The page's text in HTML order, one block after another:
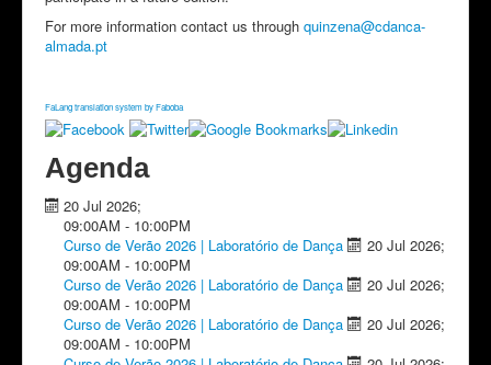
For more information contact us through quinzena​@​cdanca-
almada.pt
FaLang translation system by Faboba
Agenda
20 Jul 2026;
09:00AM - 10:00PM
Curso de Verão 2026 | Laboratório de Dança
20 Jul 2026;
09:00AM - 10:00PM
Curso de Verão 2026 | Laboratório de Dança
20 Jul 2026;
09:00AM - 10:00PM
Curso de Verão 2026 | Laboratório de Dança
20 Jul 2026;
09:00AM - 10:00PM